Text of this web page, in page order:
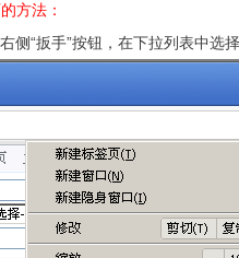
方法：
侧“扳手”按钮，在下拉列表中选